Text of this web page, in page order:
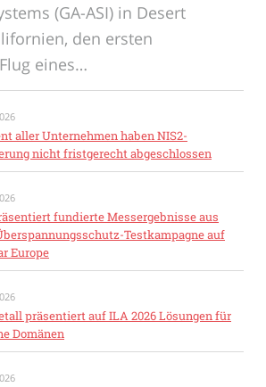
(GA-ASI) in Desert
den ersten
eines…
aller Unternehmen haben NIS2-
nicht fristgerecht abgeschlossen
fundierte Messergebnisse aus
Testkampagne auf
Europe
präsentiert auf ILA 2026 Lösungen für
Domänen